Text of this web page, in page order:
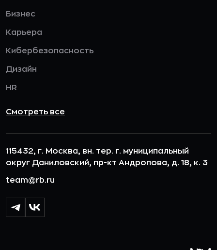
Бизнес
Карьера
Кибербезопасность
Дизайн
HR
Смотреть все
115432, г. Москва, вн. тер. г. муниципальный
округ Даниловский, пр-кт Андропова, д. 18, к. 3
team@rb.ru